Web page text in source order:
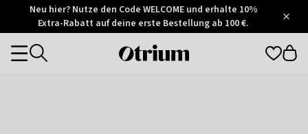
Otrium
Trustpilot
Neu hier? Nutze den Code WELCOME und erhalte 10%
Extra-Rabatt auf deine erste Bestellung ab 100 €.
Otrium
Categories